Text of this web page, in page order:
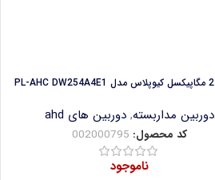
دوربین مداربسته,دوربین های ahd
کد محصول: 002000795
ناموجود